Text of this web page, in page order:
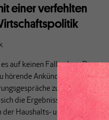
einer verfehlten
auf keinen Fall geben. Das war
hörende Ankündigung im
zu einer neuen
die Ergebnisse an, dann
der Haushalts- und